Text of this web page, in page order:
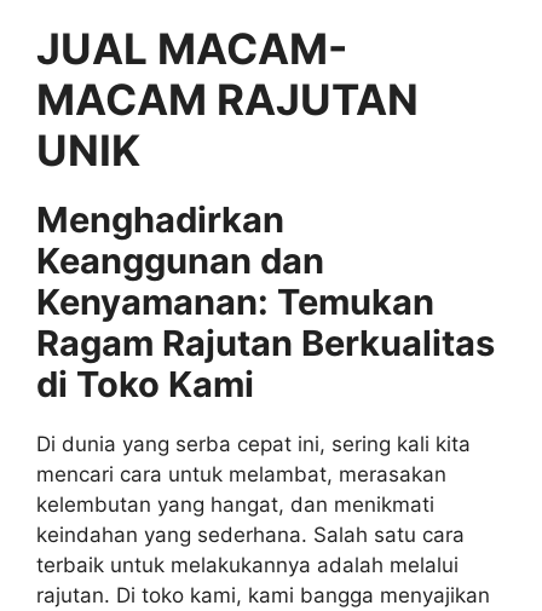
JUAL MACAM-
MACAM RAJUTAN
UNIK
Menghadirkan
Keanggunan dan
Kenyamanan: Temukan
Ragam Rajutan Berkualitas
di Toko Kami
Di dunia yang serba cepat ini, sering kali kita
mencari cara untuk melambat, merasakan
kelembutan yang hangat, dan menikmati
keindahan yang sederhana. Salah satu cara
terbaik untuk melakukannya adalah melalui
rajutan. Di toko kami, kami bangga menyajikan